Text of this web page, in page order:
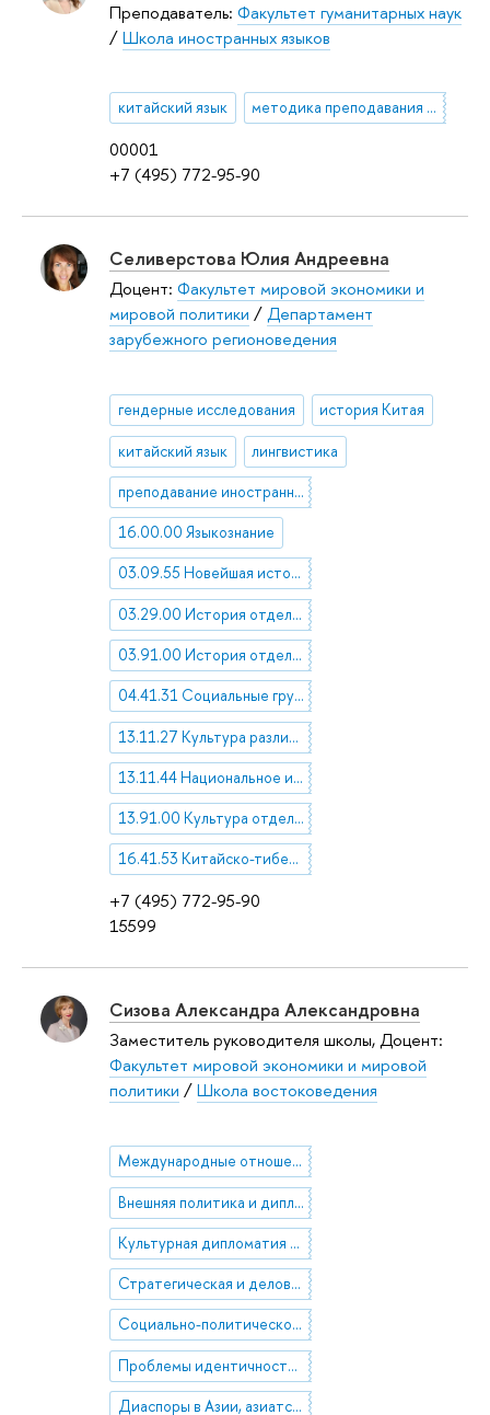
00001
+7 (495) 772-95-90
Преподаватель: Факультет гуманитарных наук
/Школа иностранных языков
китайский язык методика преподавания китайского языка
+7 (495) 772-95-90
15599
Селиверстова Юлия Андреевна
Доцент: Факультет мировой экономики и
мировой политики /Департамент
зарубежного регионоведения
гендерные исследования история Китая
китайский язык лингвистика
преподавание иностранных языков
16.00.00 Языкознание
03.09.55 Новейшая история (c XX в )
03.29.00 История отдельных процессов, сторон и явлений человеческой деятельности
03.91.00 История отдельных стран
04.41.31 Социальные группы. Коллективы
13.11.27 Культура различных социальных и демографических слоев и групп
13.11.44 Национальное и интернациональное в культуре. Национальная идентичность и взаимодействие культур
13.91.00 Культура отдельных стран и народов
16.41.53 Китайско-тибетские языки
Сизова Александра Александровна
Заместитель руководителя школы, Доцент:
Факультет мировой экономики и мировой
политики /Школа востоковедения
Международные отношения и безопасность в Восточной и Центральной Азии (вторая половина XIX-начало ХХI вв.)
Внешняя политика и дипломатия России в Восточной Азии
Культурная дипломатия стран Восточной Азии
Стратегическая и деловая культура стран Дальнего Востока
Социально-политическое, экономическое и гуманитарное развитие Китая и Монголии
Проблемы идентичности и самоопределения в Азии
Диаспоры в Азии, азиатские диаспоры в мире